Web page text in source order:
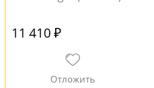
11 410 ₽